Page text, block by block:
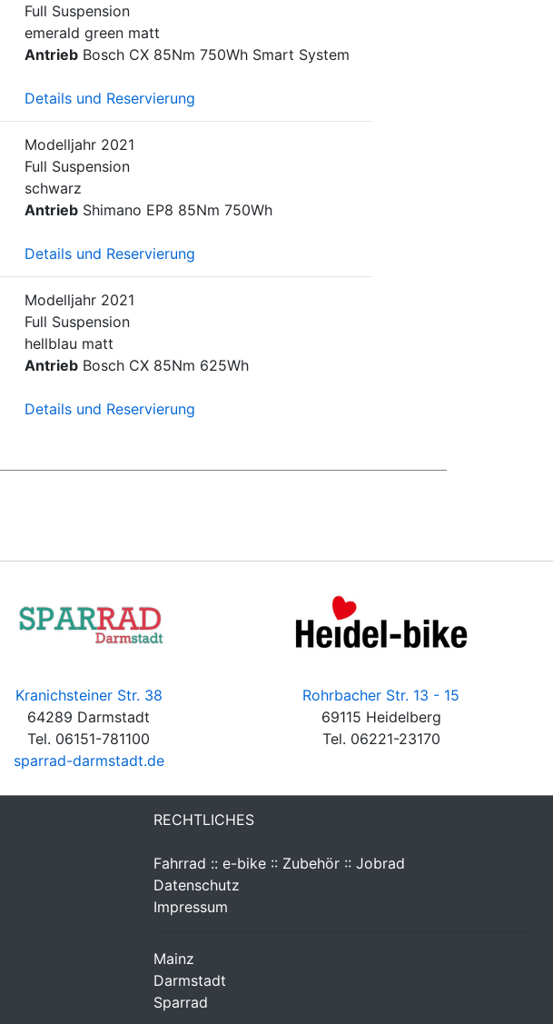
Full Suspension
emerald green matt
Antrieb Bosch CX 85Nm 750Wh Smart System
Details und Reservierung
Modelljahr 2021
Full Suspension
schwarz
Antrieb Shimano EP8 85Nm 750Wh
Details und Reservierung
Modelljahr 2021
Full Suspension
hellblau matt
Antrieb Bosch CX 85Nm 625Wh
Details und Reservierung
Kranichsteiner Str. 38
64289 Darmstadt
Tel. 06151-781100
sparrad-darmstadt.de
Rohrbacher Str. 13 - 15
69115 Heidelberg
Tel. 06221-23170
RECHTLICHES
Fahrrad :: e-bike :: Zubehör :: Jobrad
Datenschutz
Impressum
Mainz
Darmstadt
Sparrad